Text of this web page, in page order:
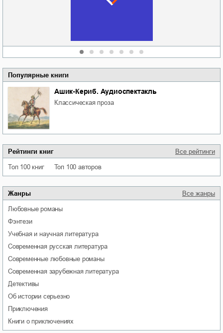
Популярные книги
Ашик-Кериб. Аудиоспектакль
классическая проза
Рейтинги книг Все рейтинги
Топ 100 книг Топ 100 авторов
Жанры Все жанры
любовные романы
фэнтези
учебная и научная литература
современная русская литература
современные любовные романы
современная зарубежная литература
детективы
об истории серьезно
приключения
книги о приключениях